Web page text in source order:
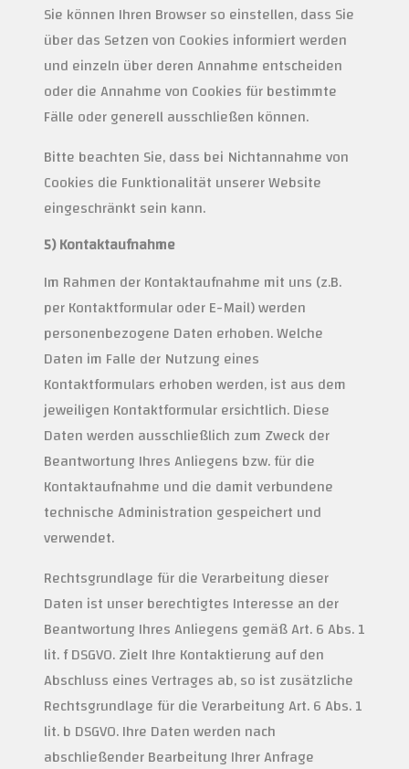
Sie können Ihren Browser so einstellen, dass Sie
über das Setzen von Cookies informiert werden
und einzeln über deren Annahme entscheiden
oder die Annahme von Cookies für bestimmte
Fälle oder generell ausschließen können.
Bitte beachten Sie, dass bei Nichtannahme von
Cookies die Funktionalität unserer Website
eingeschränkt sein kann.
5) Kontaktaufnahme
Im Rahmen der Kontaktaufnahme mit uns (z.B.
per Kontaktformular oder E-Mail) werden
personenbezogene Daten erhoben. Welche
Daten im Falle der Nutzung eines
Kontaktformulars erhoben werden, ist aus dem
jeweiligen Kontaktformular ersichtlich. Diese
Daten werden ausschließlich zum Zweck der
Beantwortung Ihres Anliegens bzw. für die
Kontaktaufnahme und die damit verbundene
technische Administration gespeichert und
verwendet.
Rechtsgrundlage für die Verarbeitung dieser
Daten ist unser berechtigtes Interesse an der
Beantwortung Ihres Anliegens gemäß Art. 6 Abs. 1
lit. f DSGVO. Zielt Ihre Kontaktierung auf den
Abschluss eines Vertrages ab, so ist zusätzliche
Rechtsgrundlage für die Verarbeitung Art. 6 Abs. 1
lit. b DSGVO. Ihre Daten werden nach
abschließender Bearbeitung Ihrer Anfrage